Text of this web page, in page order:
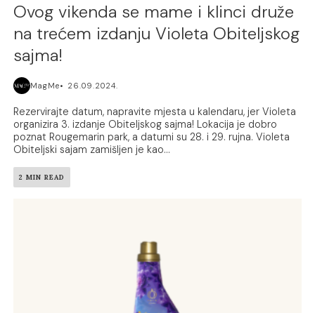
Ovog vikenda se mame i klinci druže
na trećem izdanju Violeta Obiteljskog
sajma!
MagMe 26.09.2024.
Rezervirajte datum, napravite mjesta u kalendaru, jer Violeta
organizira 3. izdanje Obiteljskog sajma! Lokacija je dobro
poznat Rougemarin park, a datumi su 28. i 29. rujna. Violeta
Obiteljski sajam zamišljen je kao...
2 MIN READ